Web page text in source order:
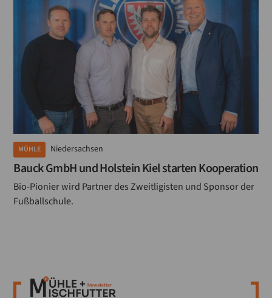
MÜHLE Niedersachsen
Bauck GmbH und Holstein Kiel starten Kooperation
Bio-Pionier wird Partner des Zweitligisten und Sponsor der
Fußballschule.